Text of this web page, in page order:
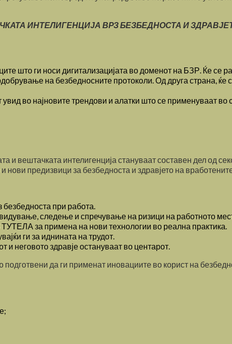
ИНТЕЛИГЕНЦИЈА ВРЗ БЕЗБЕДНОСТА И
што ги носи дигитализацијата во доменот на БЗР. Ќе се
на безбедносните протоколи. Од друга страна, ќе
во најновите трендови и алатки што се применуваат
и вештачката интелигенција стануваат составен дел од
предизвици за безбедноста и здравјето на
безбедноста при работа.
следење и спречување на ризици на работното
за примена на нови технологии во реална практика.
ги за иднината на трудот.
и неговото здравје остануваат во центарот.
да ги применат иновациите во корист на